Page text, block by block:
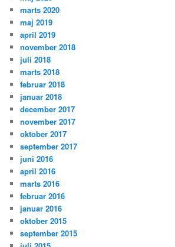
marts 2020
maj 2019
april 2019
november 2018
juli 2018
marts 2018
februar 2018
januar 2018
december 2017
november 2017
oktober 2017
september 2017
juni 2016
april 2016
marts 2016
februar 2016
januar 2016
oktober 2015
september 2015